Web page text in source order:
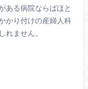
ある病院ならばほと
かり付けの産婦人科
れません。